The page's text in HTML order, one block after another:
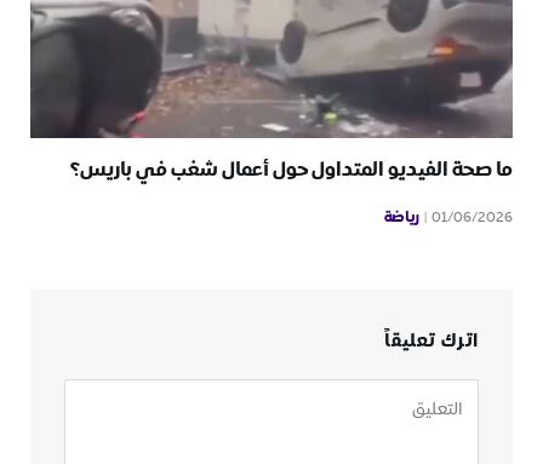
ما صحة الفيديو المتداول حول أعمال شغب في باريس؟
01/06/2026 رياضة
اترك تعليقاً